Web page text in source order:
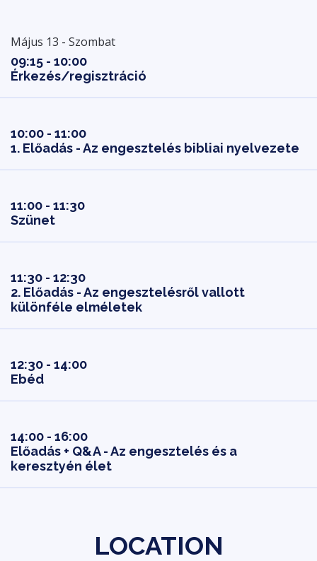
Május 13 - Szombat
09:15 - 10:00
Érkezés/regisztráció
10:00 - 11:00
1. Előadás - Az engesztelés bibliai nyelvezete
11:00 - 11:30
Szünet
11:30 - 12:30
2. Előadás - Az engesztelésről vallott
különféle elméletek
12:30 - 14:00
Ebéd
14:00 - 16:00
Előadás + Q&A - Az engesztelés és a
keresztyén élet
LOCATION